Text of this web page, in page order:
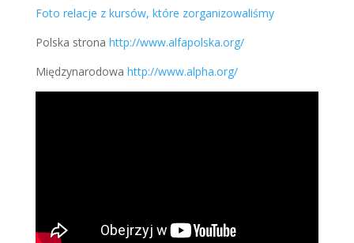
Foto relacje z kursów, które zorganizowaliśmy
Polska strona http://www.alfapolska.org/
Międzynarodowa http://www.alpha.org/